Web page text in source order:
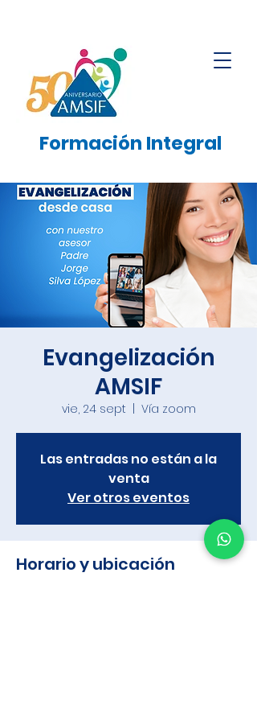
Formación Integral
Evangelización
AMSIF
vie, 24 sept Vía zoom
Las entradas no están a la
venta
Ver otros eventos
Horario y ubicación